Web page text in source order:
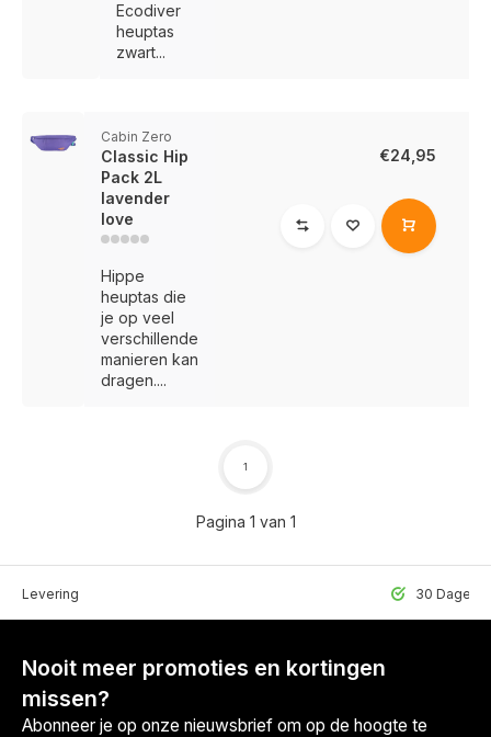
Ecodiver
heuptas
zwart...
Cabin Zero
Classic Hip
Pack 2L
lavender
love
Hippe
heuptas die
je op veel
verschillende
manieren kan
dragen....
€24,95
Pagina 1 van 1
1
Levering 30 Dagen
Nooit meer promoties en kortingen
missen?
Abonneer je op onze nieuwsbrief om op de hoogte te